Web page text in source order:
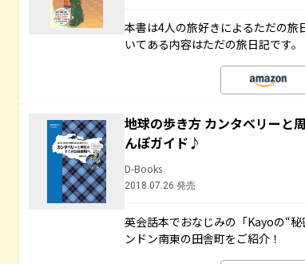
本書は4人の旅好きによるただの旅
いてある内容はただの旅日記です。
地球の歩き方 カンタベリーと
んぽガイド♪
D-Books
2018.07.26 発売
英会話本でおなじみの「Kayoの“
ンドン南東の田舎町をご紹介！